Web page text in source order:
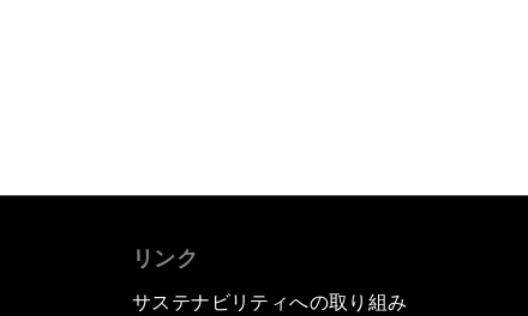
リンク
サステナビリティへの取り組み